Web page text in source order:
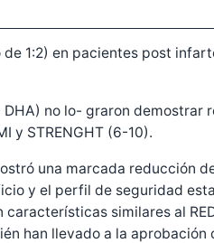
1:2) en pacientes post
no lo- graron demostrar
y STRENGHT (6-10).
una marcada reducción
y el perfil de seguridad
similares al
han llevado a la